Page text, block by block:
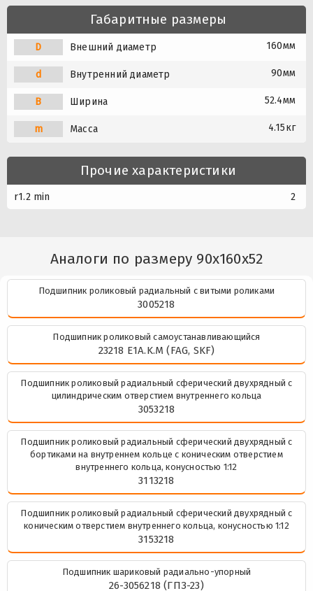
Габаритные размеры
D Внешний диаметр 160мм
d Внутренний диаметр 90мм
B Ширина 52.4мм
m Масса 4.15кг
Прочие характеристики
r1.2 min 2
Аналоги по размеру 90x160x52
Подшипник роликовый радиальный с витыми роликами
3005218
Подшипник роликовый самоустанавливающийся
23218 E1A.K.M (FAG, SKF)
Подшипник роликовый радиальный сферический двухрядный с
цилиндрическим отверстием внутреннего кольца
3053218
Подшипник роликовый радиальный сферический двухрядный с
бортиками на внутреннем кольце с коническим отверстием
внутреннего кольца, конусностью 1:12
3113218
Подшипник роликовый радиальный сферический двухрядный с
коническим отверстием внутреннего кольца, конусностью 1:12
3153218
Подшипник шариковый радиально-упорный
26-3056218 (ГПЗ-23)